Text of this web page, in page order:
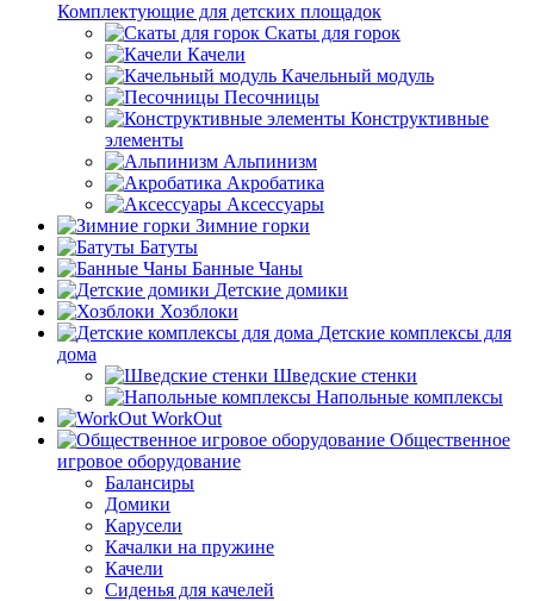
Комплектующие для детских площадок
Скаты для горок
Качели
Качельный модуль
Песочницы
Конструктивные
элементы
Альпинизм
Акробатика
Аксессуары
Зимние горки
Батуты
Банные Чаны
Детские домики
Хозблоки
Детские комплексы для
дома
Шведские стенки
Напольные комплексы
WorkOut
Общественное
игровое оборудование
Балансиры
Домики
Карусели
Качалки на пружине
Качели
Сиденья для качелей